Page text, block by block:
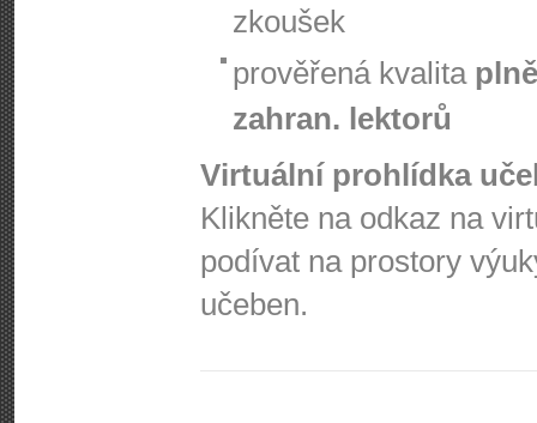
zkoušek
prověřená kvalita
zahran. lektorů
Virtuální prohlídka
Klikněte na odkaz na
podívat na prostory
učeben.